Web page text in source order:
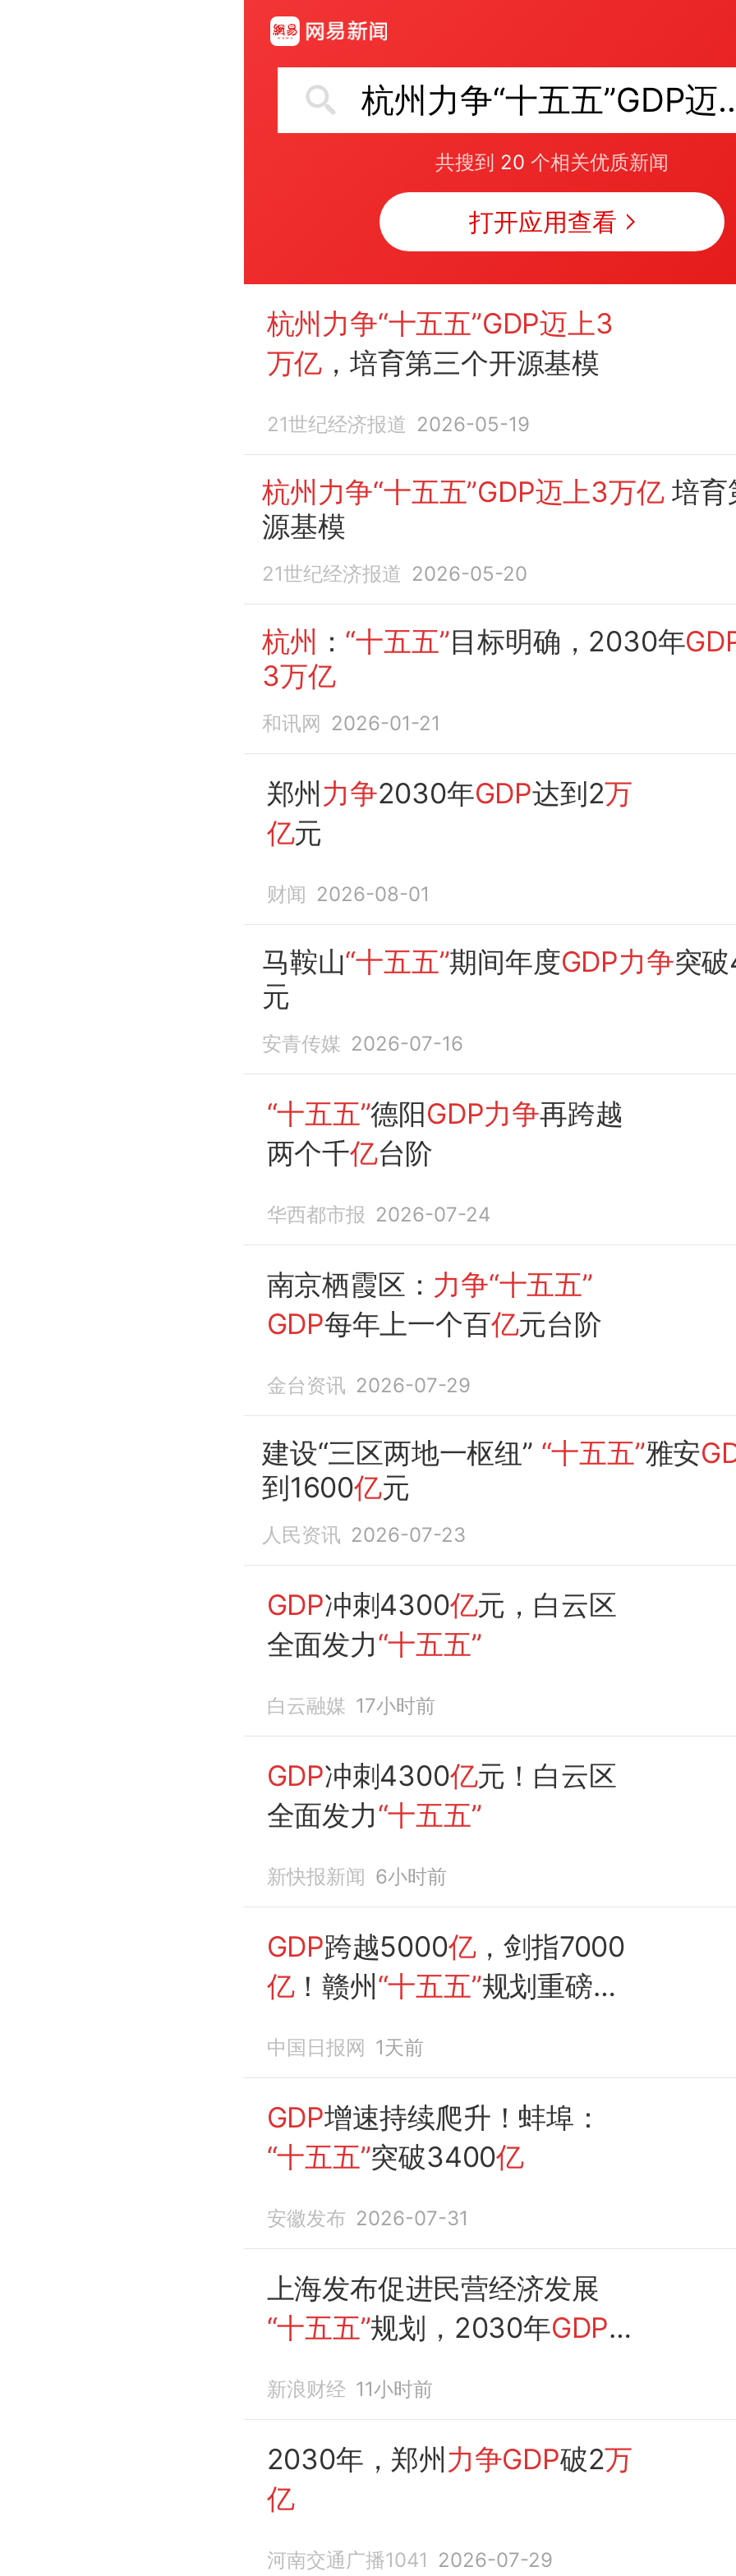
杭州力争“
共搜到 20 个相关优质新闻
打开应用查看
杭州力争“十五五”GDP迈上3
万亿 ，培育第三个开源基模
21世纪经济报道 2026-05-19
杭州力争“十五五”GDP迈上3万亿培育
源基模
21世纪经济报道 2026-05-20
杭州 ： “十五五”目标明确，2030年
3万亿
和讯网 2026-01-21
郑州 力争2030年GDP达到2万
亿元
财闻 2026-08-01
马鞍山“十五五”期间年度GDP力争突
元
安青传媒 2026-07-16
“十五五”德阳GDP力争再跨越
两个千亿台阶
华西都市报 2026-07-24
南京栖霞区： 力争“十五五”
GDP每年上一个百亿元台阶
金台资讯 2026-07-29
建设“三区两地一枢纽” “十五五”雅安
到1600亿元
人民资讯 2026-07-23
GDP冲刺4300亿元，白云区
全面发力“十五五”
白云融媒 17小时前
GDP冲刺4300亿元！白云区
全面发力“十五五”
新快报新闻 6小时前
GDP跨越5000亿，剑指7000
亿！赣州“十五五”规划重磅发
区”？
中国日报网 1天前
GDP增速持续爬升！蚌埠：
“十五五”突破3400亿
安徽发布 2026-07-31
上海发布促进民营经济发展
“十五五”规划，2030年GDP
新浪财经 11小时前
2030年，郑州 力争GDP破2万
亿
河南交通广播1041 2026-07-29